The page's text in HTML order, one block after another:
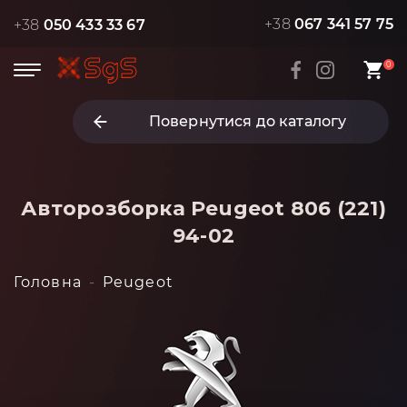
+38 050 433 33 67 +38 067 341 57 75
0
Повернутися до каталогу
Авторозборка Peugeot 806 (221)
94-02
Головна Peugeot